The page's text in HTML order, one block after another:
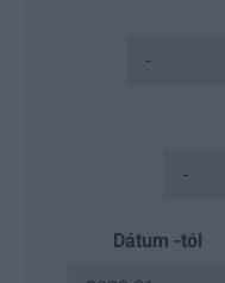
Dátum -tól